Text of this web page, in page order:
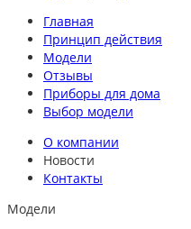
Главная
Принцип действия
Модели
Отзывы
Приборы для дома
Выбор модели
О компании
Новости
Контакты
Модели